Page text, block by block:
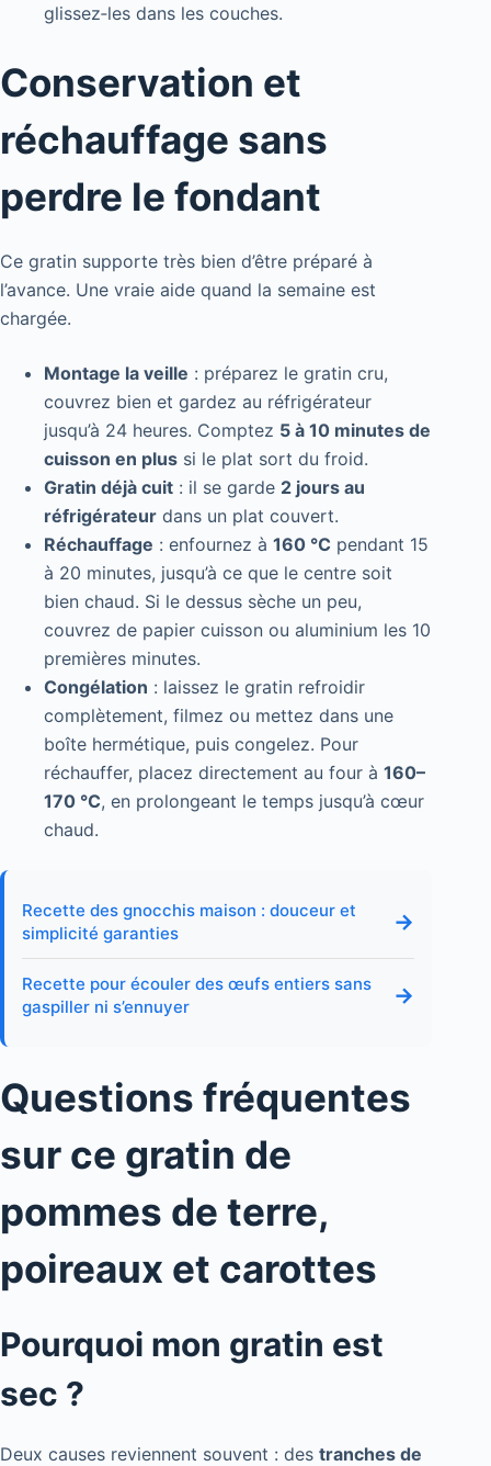
glissez‑les dans les couches.
Conservation et
réchauffage sans
perdre le fondant
Ce gratin supporte très bien d’être préparé à
l’avance. Une vraie aide quand la semaine est
chargée.
Montage la veille : préparez le gratin cru,
couvrez bien et gardez au réfrigérateur
jusqu’à 24 heures. Comptez 5 à 10 minutes de
cuisson en plus si le plat sort du froid.
Gratin déjà cuit : il se garde 2 jours au
réfrigérateur dans un plat couvert.
Réchauffage : enfournez à 160 °C pendant 15
à 20 minutes, jusqu’à ce que le centre soit
bien chaud. Si le dessus sèche un peu,
couvrez de papier cuisson ou aluminium les 10
premières minutes.
Congélation : laissez le gratin refroidir
complètement, filmez ou mettez dans une
boîte hermétique, puis congelez. Pour
réchauffer, placez directement au four à 160–
170 °C, en prolongeant le temps jusqu’à cœur
chaud.
Recette des gnocchis maison : douceur et
simplicité garanties
→
Recette pour écouler des œufs entiers sans
gaspiller ni s’ennuyer
→
Questions fréquentes
sur ce gratin de
pommes de terre,
poireaux et carottes
Pourquoi mon gratin est
sec ?
Deux causes reviennent souvent : des tranches de